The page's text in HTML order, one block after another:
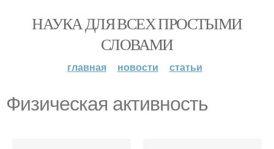
НАУКА ДЛЯ ВСЕХ ПРОСТЫМИ
СЛОВАМИ
главная новости статьи
Физическая активность